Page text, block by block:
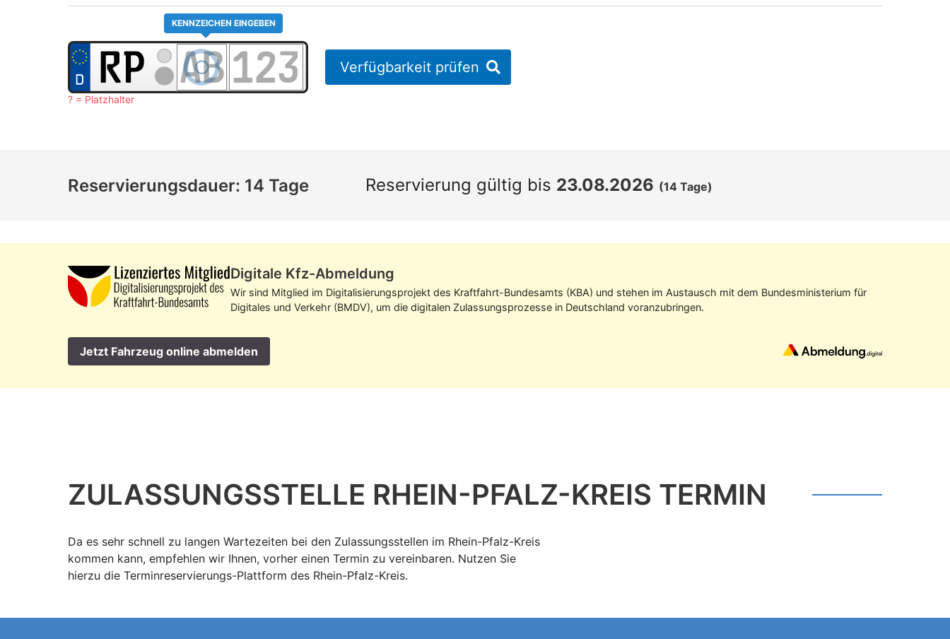
KENNZEICHEN EINGEBEN
? = Platzhalter
Verfügbarkeit prüfen
Reservierungsdauer: 14 Tage Reservierung gültig bis 23.08.2026 (14 Tage)
Digitale Kfz-Abmeldung
Wir sind Mitglied im Digitalisierungs­projekt des Kraft­fahrt-Bundes­amts (KBA) und stehen im Aus­tausch mit dem Bundes­ministerium für
Digitales und Verkehr (BMDV), um die digitalen Zulassungs­prozesse in Deutschland voran­zubringen.
Jetzt Fahrzeug online abmelden
ZULASSUNGS­STELLE RHEIN-PFALZ-KREIS TERMIN
Da es sehr schnell zu langen Wartezeiten bei den Zulassungsstellen im Rhein-Pfalz-Kreis
kommen kann, empfehlen wir Ihnen, vorher einen Termin zu vereinbaren. Nutzen Sie
hierzu die Terminreservierungs-Plattform des Rhein-Pfalz-Kreis.